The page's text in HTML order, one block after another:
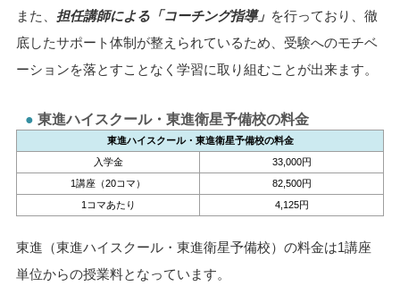
また、 担任講師による「コーチング指導」 を行っており、徹
底したサポート体制が整えられているため、受験へのモチベ
ーションを落とすことなく学習に取り組むことが出来ます。
東進ハイスクール・東進衛星予備校の料金
東進ハイスクール・東進衛星予備校の料金
入学金
33,000円
1講座（20コマ）
82,500円
1コマあたり
4,125円
東進（東進ハイスクール・東進衛星予備校）の料金は1講座
単位からの授業料となっています。